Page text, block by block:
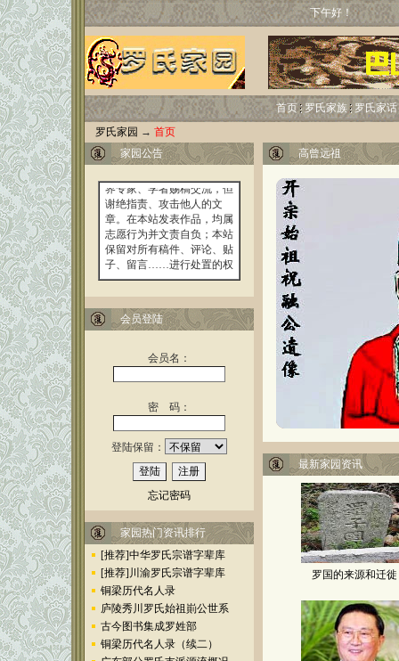
下午好！
首页 罗氏家族
罗氏家话
罗氏家园 → 首页
家园公告
●欢迎川、渝两地罗氏族
人向本站提供县处级及以
上、或具有高级职称、或在
某方面有突出成绩者的个人
简历和事迹材料。发E-mail
或 贴到留言本或论坛均可。
●本站诚邀罗氏宗亲和各
谢绝指责、攻击他人的文
章。在本站发表作品，均属
志愿行为并文责自负；本站
保留对所有稿件、评论、贴
子、留言……进行处置的权
利；引用本站资料，请遵守
著作权法相关规定，注明作
者和出处，以示对作者、编
者劳动的尊重，并承担由此
而产生的法律责任。
本站刊发的资料，除原
创作品外，部分收集于网或
录自其他典籍并凡有可能都
感谢；如果原作者认为涉及
之，本站将在第一时间内予
以撤除，但对原媒体的侵权
行为不承担连带责任。
本站是自己制作、自己
管理、自费维持，以罗姓姓
氏文化为核心内容的公益网
站，不从属于任何组织，不
从事任何形式的商业赢利活
动，也不直接反映社会政
治、经济生活，采摘的资料
仅为家族成员自我参考，不
反映本站任何立场及观点，
不负责证实其原创性及真实
性，亦不对引用本站资料的
会员登陆
会员名：
密 码：
登陆保留：
忘记密码
家园热门资讯排行
[推荐]中华罗氏宗谱字辈库
[推荐]川渝罗氏宗谱字辈库
铜梁历代名人录
庐陵秀川罗氏始祖崱公世系
古今图书集成罗姓部
铜梁历代名人录（续二）
高曾远祖
最新家园资讯
罗国的来源和迁徙